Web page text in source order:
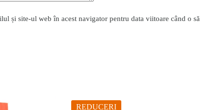
și site-ul web în acest navigator pentru data viitoare când o să
REDUCERI